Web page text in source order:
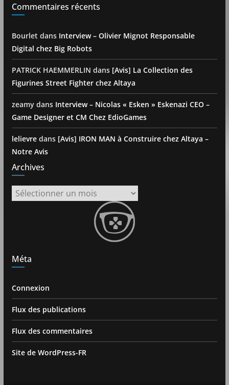
Commentaires récents
Bourlet dans Interview – Olivier Mignot Responsable
Digital chez Big Robots
PATRICK HAEMMERLIN dans [Avis] La Collection des
Figurines Street Fighter chez Altaya
zeamydans Interview – Nicolas « Esken » Eskenazi CEO –
Game Designer et CM Chez EdioGames
lelievredans [Avis] IRON MAN à Construire chez Altaya –
Notre Avis
Archives
Archives
Méta
Connexion
Flux des publications
Flux des commentaires
Site de WordPress-FR